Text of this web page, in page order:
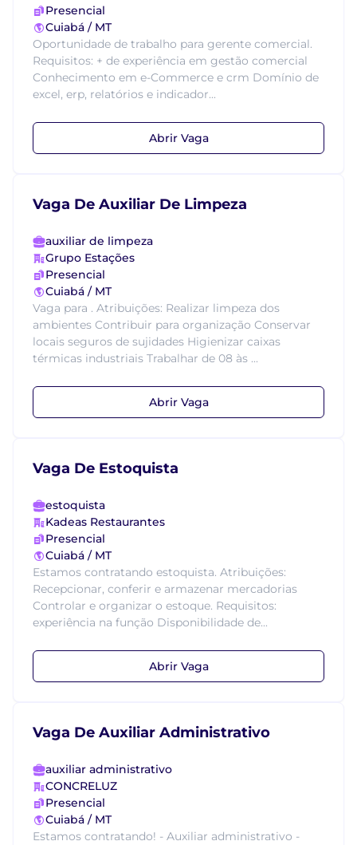
Presencial
Cuiabá / MT
Oportunidade de trabalho para gerente comercial.
Requisitos: + de experiência em gestão comercial
Conhecimento em e-Commerce e crm Domínio de
excel, erp, relatórios e indicador...
Abrir Vaga
Vaga De Auxiliar De Limpeza
auxiliar de limpeza
Grupo Estações
Presencial
Cuiabá / MT
Vaga para . Atribuições: Realizar limpeza dos
ambientes Contribuir para organização Conservar
locais seguros de sujidades Higienizar caixas
térmicas industriais Trabalhar de 08 às ...
Abrir Vaga
Vaga De Estoquista
estoquista
Kadeas Restaurantes
Presencial
Cuiabá / MT
Estamos contratando estoquista. Atribuições:
Recepcionar, conferir e armazenar mercadorias
Controlar e organizar o estoque. Requisitos:
experiência na função Disponibilidade de...
Abrir Vaga
Vaga De Auxiliar Administrativo
auxiliar administrativo
CONCRELUZ
Presencial
Cuiabá / MT
Estamos contratando! - Auxiliar administrativo -